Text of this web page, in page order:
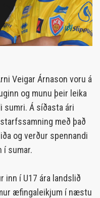
Veigar Árnason voru á
og munu þeir leika
sumri. Á síðasta ári
með það
og verður spennandi
í sumar.
inn í U17 ára landslið
æfingaleikjum í næstu